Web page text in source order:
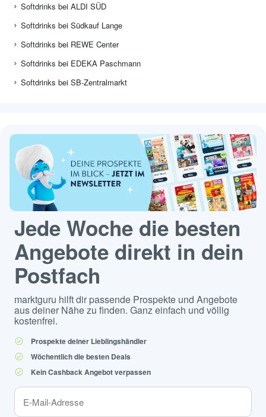
Softdrinks bei ALDI SÜD
Softdrinks bei Südkauf Lange
Softdrinks bei REWE Center
Softdrinks bei EDEKA Paschmann
Softdrinks bei SB-Zentralmarkt
Jede Woche die besten
Angebote direkt in dein
Postfach
marktguru hilft dir passende Prospekte und Angebote
aus deiner Nähe zu finden. Ganz einfach und völlig
kostenfrei.
Prospekte deiner Lieblingshändler
Wöchentlich die besten Deals
Kein Cashback Angebot verpassen